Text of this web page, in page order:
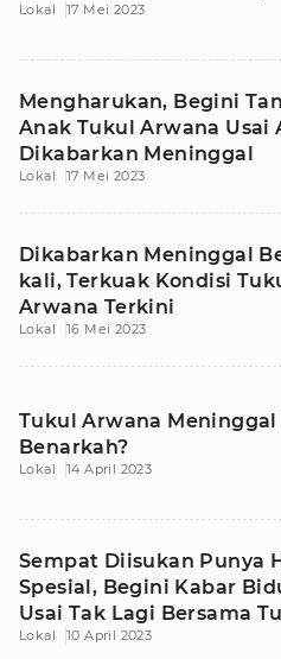
Lokal 17 Mei 2023
Mengharukan, Begini
Anak Tukul Arwana Usai
Dikabarkan Meninggal
Lokal 17 Mei 2023
Dikabarkan Meninggal
kali, Terkuak Kondisi
Arwana Terkini
Lokal 16 Mei 2023
Tukul Arwana Meninggal
Benarkah?
Lokal 14 April 2023
Sempat Diisukan Punya
Spesial, Begini Kabar
Usai Tak Lagi Bersama
Arwana
Lokal 10 April 2023